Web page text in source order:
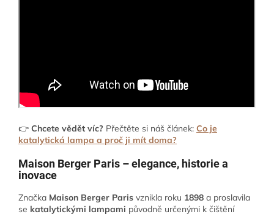
👉 Chcete vědět víc? Přečtěte si náš článek: Co je
katalytická lampa a proč ji mít doma?
Maison Berger Paris – elegance, historie a
inovace
Značka Maison Berger Paris vznikla roku 1898 a proslavila
se katalytickými lampami původně určenými k čištění